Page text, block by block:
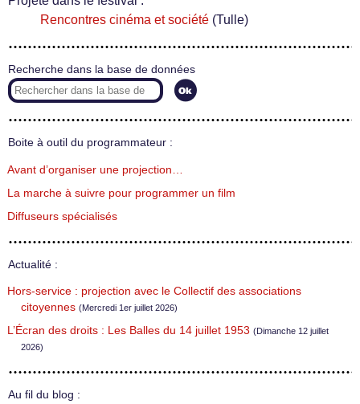
Rencontres cinéma et société (Tulle)
Recherche dans la base de données
Boite à outil du programmateur :
Avant d’organiser une projection…
La marche à suivre pour programmer un film
Diffuseurs spécialisés
Actualité :
Hors-service : projection avec le Collectif des associations
citoyennes (Mercredi 1er juillet 2026)
L’Écran des droits : Les Balles du 14 juillet 1953 (Dimanche 12 juillet
2026)
Au fil du blog :